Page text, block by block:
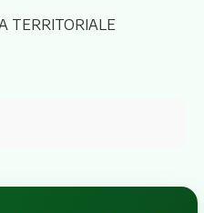
TERRITORIALE